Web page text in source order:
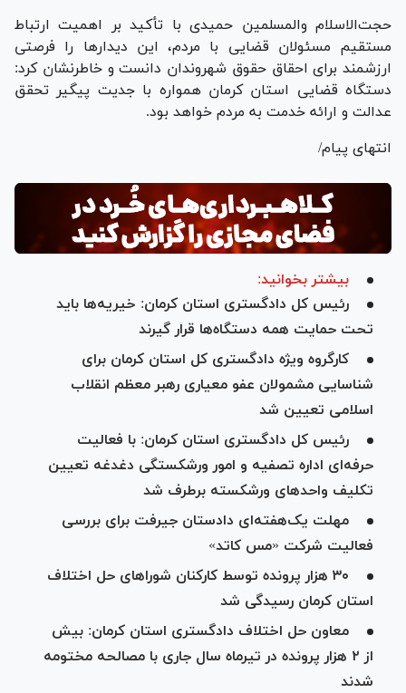
حجت‌الاسلام والمسلمین حمیدی با تأکید بر اهمیت ارتباط
مستقیم مسئولان قضایی با مردم، این دیدار‌ها را فرصتی
ارزشمند برای احقاق حقوق شهروندان دانست و خاطرنشان کرد:
دستگاه قضایی استان کرمان همواره با جدیت پیگیر تحقق
عدالت و ارائه خدمت به مردم خواهد بود.
انتهای پیام/
بیشتر بخوانید:
رئیس کل دادگستری استان کرمان: خیریه‌ها باید
تحت حمایت همه دستگاه‌ها قرار گیرند
کارگروه ویژه دادگستری کل استان کرمان برای
شناسایی مشمولان عفو معیاری رهبر معظم انقلاب
اسلامی تعیین شد
رئیس کل دادگستری استان کرمان: با فعالیت
حرفه‌ای اداره تصفیه و امور ورشکستگی دغدغه تعیین
تکلیف واحد‌های ورشکسته برطرف شد
مهلت یک‌هفته‌ای دادستان جیرفت برای بررسی
فعالیت شرکت «مس کاتد»
۳۰ هزار پرونده توسط کارکنان شورا‌های حل اختلاف
استان کرمان رسیدگی شد
معاون حل اختلاف دادگستری استان کرمان: بیش
از ۲ هزار پرونده در تیرماه سال جاری با مصالحه مختومه
شدند